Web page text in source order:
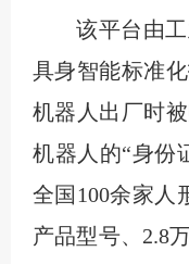
该平台由
具身智能标准
机器人出厂时
机器人的“身份
全国100余家人
产品型号、2.8